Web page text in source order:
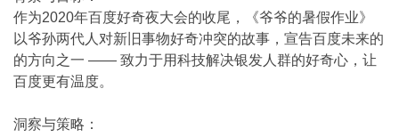
作为2020年百度好奇夜大会的收尾，《爷爷的暑假作业》
以爷孙两代人对新旧事物好奇冲突的故事，宣告百度未来的
的方向之一 —— 致力于用科技解决银发人群的好奇心，让
百度更有温度。
洞察与策略：